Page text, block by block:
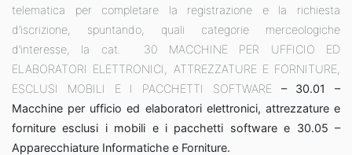
telematica per completare la registrazione e la richiesta
d’iscrizione, spuntando, quali categorie merceologiche
d’interesse, la cat. 30 MACCHINE PER UFFICIO ED
ELABORATORI ELETTRONICI, ATTREZZATURE E FORNITURE,
ESCLUSI MOBILI E I PACCHETTI SOFTWARE – 30.01 –
Macchine per ufficio ed elaboratori elettronici, attrezzature e
forniture esclusi i mobili e i pacchetti software e 30.05 –
Apparecchiature Informatiche e Forniture.